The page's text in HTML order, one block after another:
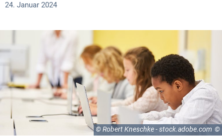
24. Januar 2024
© Robert Kneschke - stock.adobe.com